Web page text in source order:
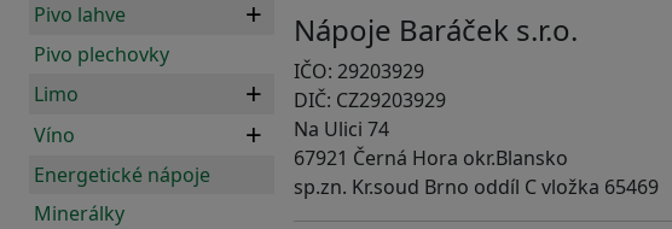
Pivo lahve
Pivo plechovky
Limo
Víno
Energetické nápoje
Minerálky
Nápoje Baráček s.r.o.
IČO: 29203929
DIČ: CZ29203929
Na Ulici 74
67921 Černá Hora okr.Blansko
sp.zn. Kr.soud Brno oddíl C vložka 65469